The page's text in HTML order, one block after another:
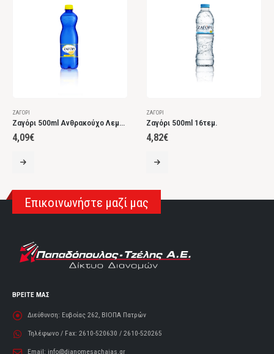
ΖΑΓΌΡΙ
Ζαγόρι 500ml Ανθρακούχο Λεμόνι
4,09€
ΖΑΓΌΡΙ
Ζαγόρι 500ml 16τεμ.
4,82€
Επικοινωνήστε μαζί μας
ΒΡΕΙΤΕ ΜΑΣ
Διεύθυνση: Ευβοίας 262, ΒΙΟΠΑ Πατρών
Τηλέφωνο / Fax: 2610-520630 / 2610-520265
Email: info@dianomesachaias.gr